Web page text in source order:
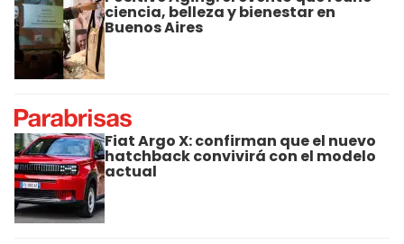
ciencia, belleza y bienestar en
Buenos Aires
Fiat Argo X: confirman que el nuevo
hatchback convivirá con el modelo
actual